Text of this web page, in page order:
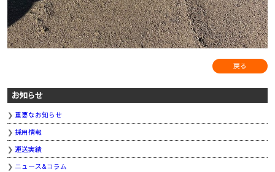
戻る
お知らせ
重要なお知らせ
採用情報
運送実績
ニュース&コラム